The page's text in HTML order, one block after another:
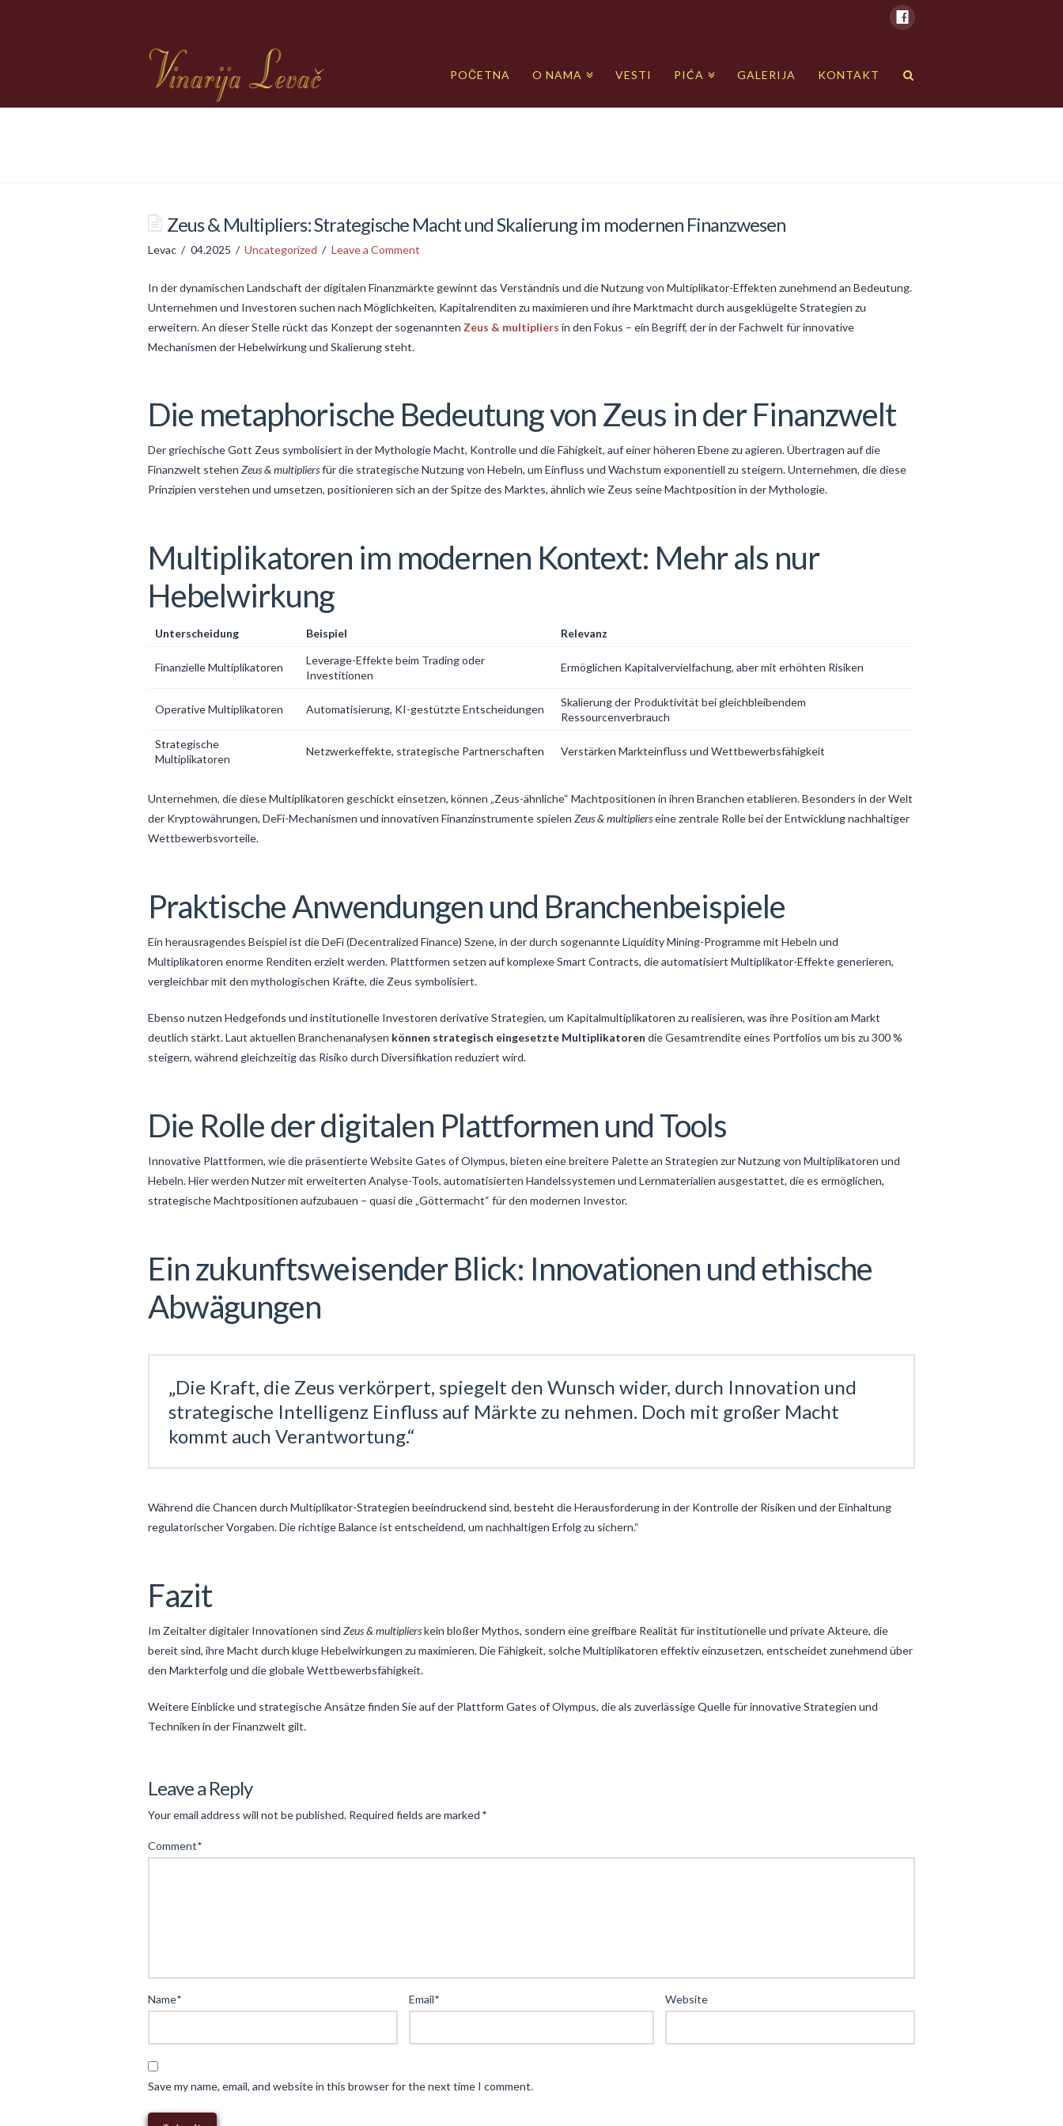
POČETNA O NAMA VESTI PIĆA GALERIJA KONTAKT
Zeus & Multipliers: Strategische Macht und Skalierung im modernen Finanzwesen
Levac 04.2025 Uncategorized Leave a Comment
In der dynamischen Landschaft der digitalen Finanzmärkte gewinnt das Verständnis und die Nutzung von Multiplikator-Effekten zunehmend an Bedeutung.
Unternehmen und Investoren suchen nach Möglichkeiten, Kapitalrenditen zu maximieren und ihre Marktmacht durch ausgeklügelte Strategien zu
erweitern. An dieser Stelle rückt das Konzept der sogenannten Zeus & multipliers in den Fokus – ein Begriff, der in der Fachwelt für innovative
Mechanismen der Hebelwirkung und Skalierung steht.
Die metaphorische Bedeutung von Zeus in der Finanzwelt
Der griechische Gott Zeus symbolisiert in der Mythologie Macht, Kontrolle und die Fähigkeit, auf einer höheren Ebene zu agieren. Übertragen auf die
Finanzwelt stehen Zeus & multipliersfür die strategische Nutzung von Hebeln, um Einfluss und Wachstum exponentiell zu steigern. Unternehmen, die diese
Prinzipien verstehen und umsetzen, positionieren sich an der Spitze des Marktes, ähnlich wie Zeus seine Machtposition in der Mythologie.
Multiplikatoren im modernen Kontext: Mehr als nur
Hebelwirkung
Unterscheidung Beispiel Relevanz
Finanzielle Multiplikatoren
Leverage-Effekte beim Trading oder
Investitionen
Ermöglichen Kapitalvervielfachung, aber mit erhöhten Risiken
Operative Multiplikatoren Automatisierung, KI-gestützte Entscheidungen
Skalierung der Produktivität bei gleichbleibendem
Ressourcenverbrauch
Strategische
Multiplikatoren
Netzwerkeffekte, strategische Partnerschaften Verstärken Markteinfluss und Wettbewerbsfähigkeit
Unternehmen, die diese Multiplikatoren geschickt einsetzen, können „Zeus-ähnliche“ Machtpositionen in ihren Branchen etablieren. Besonders in der Welt
der Kryptowährungen, DeFi-Mechanismen und innovativen Finanzinstrumente spielen Zeus & multiplierseine zentrale Rolle bei der Entwicklung nachhaltiger
Wettbewerbsvorteile.
Praktische Anwendungen und Branchenbeispiele
Ein herausragendes Beispiel ist die DeFi (Decentralized Finance) Szene, in der durch sogenannte Liquidity Mining-Programme mit Hebeln und
Multiplikatoren enorme Renditen erzielt werden. Plattformen setzen auf komplexe Smart Contracts, die automatisiert Multiplikator-Effekte generieren,
vergleichbar mit den mythologischen Kräfte, die Zeus symbolisiert.
Ebenso nutzen Hedgefonds und institutionelle Investoren derivative Strategien, um Kapitalmultiplikatoren zu realisieren, was ihre Position am Markt
deutlich stärkt. Laut aktuellen Branchenanalysen können strategisch eingesetzte Multiplikatoren die Gesamtrendite eines Portfolios um bis zu 300 %
steigern, während gleichzeitig das Risiko durch Diversifikation reduziert wird.
Die Rolle der digitalen Plattformen und Tools
Innovative Plattformen, wie die präsentierte Website Gates of Olympus, bieten eine breitere Palette an Strategien zur Nutzung von Multiplikatoren und
Hebeln. Hier werden Nutzer mit erweiterten Analyse-Tools, automatisierten Handelssystemen und Lernmaterialien ausgestattet, die es ermöglichen,
strategische Machtpositionen aufzubauen – quasi die „Göttermacht“ für den modernen Investor.
Ein zukunftsweisender Blick: Innovationen und ethische
Abwägungen
„Die Kraft, die Zeus verkörpert, spiegelt den Wunsch wider, durch Innovation und
strategische Intelligenz Einfluss auf Märkte zu nehmen. Doch mit großer Macht
kommt auch Verantwortung.“
Während die Chancen durch Multiplikator-Strategien beeindruckend sind, besteht die Herausforderung in der Kontrolle der Risiken und der Einhaltung
regulatorischer Vorgaben. Die richtige Balance ist entscheidend, um nachhaltigen Erfolg zu sichern.“
Fazit
Im Zeitalter digitaler Innovationen sind Zeus & multiplierskein bloßer Mythos, sondern eine greifbare Realität für institutionelle und private Akteure, die
bereit sind, ihre Macht durch kluge Hebelwirkungen zu maximieren. Die Fähigkeit, solche Multiplikatoren effektiv einzusetzen, entscheidet zunehmend über
den Markterfolg und die globale Wettbewerbsfähigkeit.
Weitere Einblicke und strategische Ansätze finden Sie auf der Plattform Gates of Olympus, die als zuverlässige Quelle für innovative Strategien und
Techniken in der Finanzwelt gilt.
Zeus
&
Strategische
Finanzwesen
Leave a Reply
Your email address will not be published. Required fields are marked *
Comment*
Name* Email* Website
Save my name, email, and website in this browser for the next time I comment.